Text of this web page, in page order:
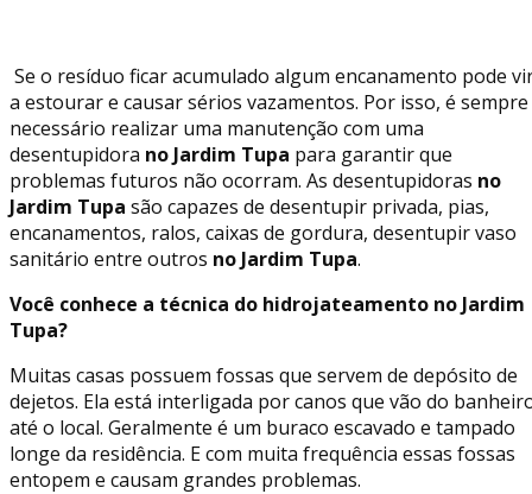
Se o resíduo ficar acumulado algum encanamento pode
a estourar e causar sérios vazamentos. Por isso, é sempre
necessário realizar uma manutenção com uma
desentupidora no Jardim Tupa para garantir que
problemas futuros não ocorram. As desentupidoras no
Jardim Tupa são capazes de desentupir privada, pias,
encanamentos, ralos, caixas de gordura, desentupir vaso
sanitário entre outros no Jardim Tupa.
Você conhece a técnica do hidrojateamento no Jardim
Tupa?
Muitas casas possuem fossas que servem de depósito de
dejetos. Ela está interligada por canos que vão do
até o local. Geralmente é um buraco escavado e tampado
longe da residência. E com muita frequência essas fossas
entopem e causam grandes problemas.